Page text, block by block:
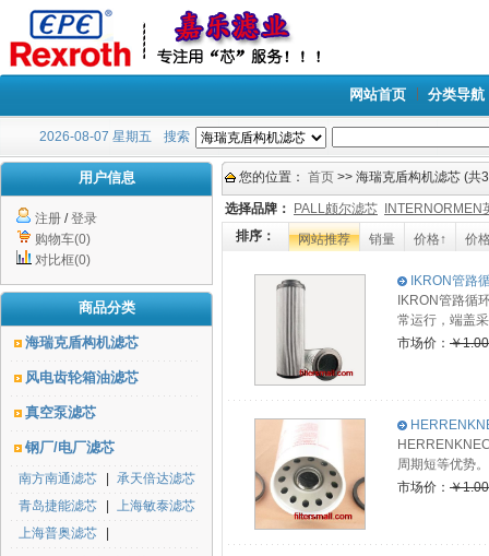
网站首页 分类导航
2026-08-07 星期五 搜索
用户信息
注册 /登录
购物车(0)
对比框(0)
商品分类
海瑞克盾构机滤芯
风电齿轮箱油滤芯
真空泵滤芯
钢厂/电厂滤芯
南方南通滤芯
承天倍达滤芯
青岛捷能滤芯
上海敏泰滤芯
上海普奥滤芯
您的位置： 首页 >> 海瑞克盾构机滤芯 (共
选择品牌： PALL颇尔滤芯
INTERNORMEN
排序：
网站推荐 销量 价格↑ 价
IKRON管路
IKRON管路循
常运行，端盖
市场价： ￥
周期短等优势。
市场价： ￥